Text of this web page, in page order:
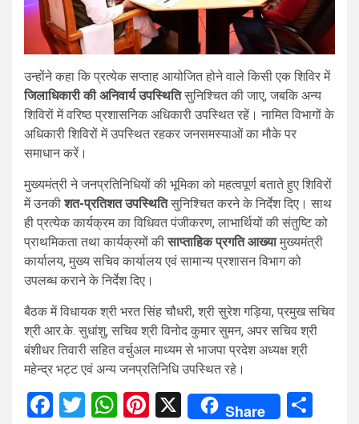
उन्होंने कहा कि प्रत्येक सप्ताह आयोजित होने वाले किसी एक शिविर में
जिलाधिकारी की अनिवार्य उपस्थितिसुनिश्चित की जाए, जबकि अन्य
शिविरों में वरिष्ठ प्रशासनिक अधिकारी उपस्थित रहें। नामित विभागों के
अधिकारी शिविरों में उपस्थित रहकर जनसमस्याओं का मौके पर
समाधान करें।
मुख्यमंत्री ने जनप्रतिनिधियों की भूमिका को महत्वपूर्ण बताते हुए शिविरों
में उनकीशत-प्रतिशत उपस्थितिसुनिश्चित करने के निर्देश दिए। साथ
ही प्रत्येक कार्यक्रम का विधिवत पंजीकरण, लाभार्थियों की संतुष्टि को
प्राथमिकता तथा कार्यक्रमों कीसाप्ताहिक प्रगति आख्यामुख्यमंत्री
कार्यालय, मुख्य सचिव कार्यालय एवं सामान्य प्रशासन विभाग को
उपलब्ध कराने के निर्देश दिए।
बैठक में विधायक श्री भरत सिंह चौधरी, श्री सुरेश गड़िया, प्रमुख सचिव
श्री आर.के. सुधांशु, सचिव श्री विनोद कुमार सुमन, अपर सचिव श्री
बंशीधर तिवारी सहित वर्चुअल माध्यम से भाजपा प्रदेश अध्यक्ष श्री
महेन्द्र भट्ट एवं अन्य जनप्रतिनिधि उपस्थित रहे।
Facebook
Twitter
WhatsApp
Pinterest
X Share